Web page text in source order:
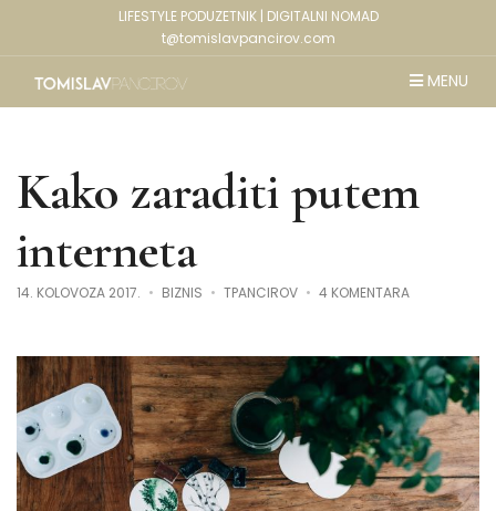
LIFESTYLE PODUZETNIK | DIGITALNI NOMAD
t@tomislavpancirov.com
MENU
Kako zaraditi putem
interneta
14. KOLOVOZA 2017. BIZNIS TPANCIROV 4 KOMENTARAZA
INTERNETA